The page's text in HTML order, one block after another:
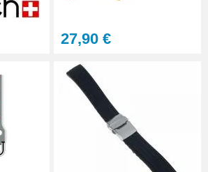
Interchangeable
Kit Réparation Montre
23,90 €
27,90 €